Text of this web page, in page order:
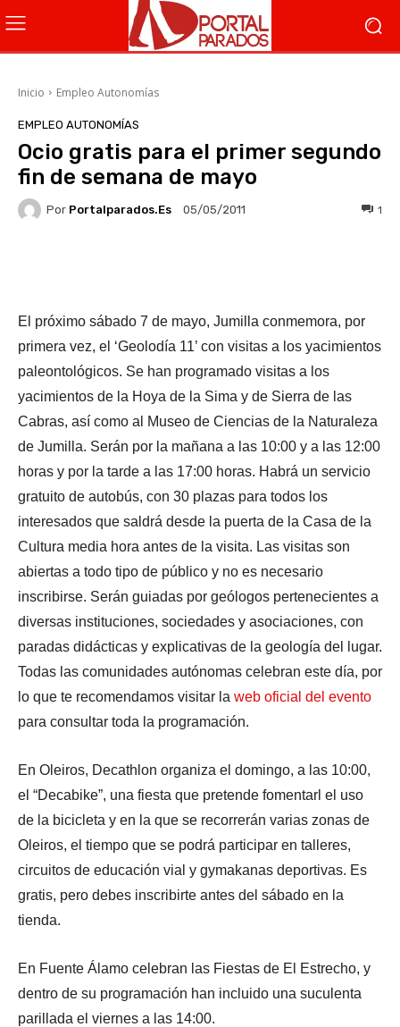
Inicio Empleo Autonomías
EMPLEO AUTONOMÍAS
Ocio gratis para el primer segundo
fin de semana de mayo
Por Portalparados.es 05/05/2011 1
El próximo sábado 7 de mayo, Jumilla conmemora, por
primera vez, el ‘Geolodía 11’ con visitas a los yacimientos
paleontológicos. Se han programado visitas a los
yacimientos de la Hoya de la Sima y de Sierra de las
Cabras, así como al Museo de Ciencias de la Naturaleza
de Jumilla. Serán por la mañana a las 10:00 y a las 12:00
horas y por la tarde a las 17:00 horas. Habrá un servicio
gratuito de autobús, con 30 plazas para todos los
interesados que saldrá desde la puerta de la Casa de la
Cultura media hora antes de la visita. Las visitas son
abiertas a todo tipo de público y no es necesario
inscribirse. Serán guiadas por geólogos pertenecientes a
diversas instituciones, sociedades y asociaciones, con
paradas didácticas y explicativas de la geología del lugar.
Todas las comunidades autónomas celebran este día, por
lo que te recomendamos visitar la web oficial del evento
para consultar toda la programación.
En Oleiros, Decathlon organiza el domingo, a las 10:00,
el “Decabike”, una fiesta que pretende fomentarl el uso
de la bicicleta y en la que se recorrerán varias zonas de
Oleiros, el tiempo que se podrá participar en talleres,
circuitos de educación vial y gymakanas deportivas. Es
gratis, pero debes inscribirte antes del sábado en la
tienda.
En Fuente Álamo celebran las Fiestas de El Estrecho, y
dentro de su programación han incluido una suculenta
parillada el viernes a las 14:00.